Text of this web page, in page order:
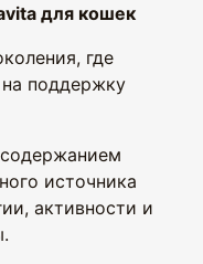
для кошек
где
поддержку
источника
активности и